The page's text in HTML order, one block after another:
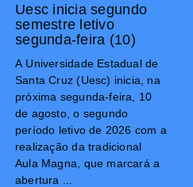
Uesc inicia segundo
semestre letivo
segunda-feira (10)
A Universidade Estadual de
Santa Cruz (Uesc) inicia, na
próxima segunda-feira, 10
de agosto, o segundo
período letivo de 2026 com a
realização da tradicional
Aula Magna, que marcará a
abertura ...